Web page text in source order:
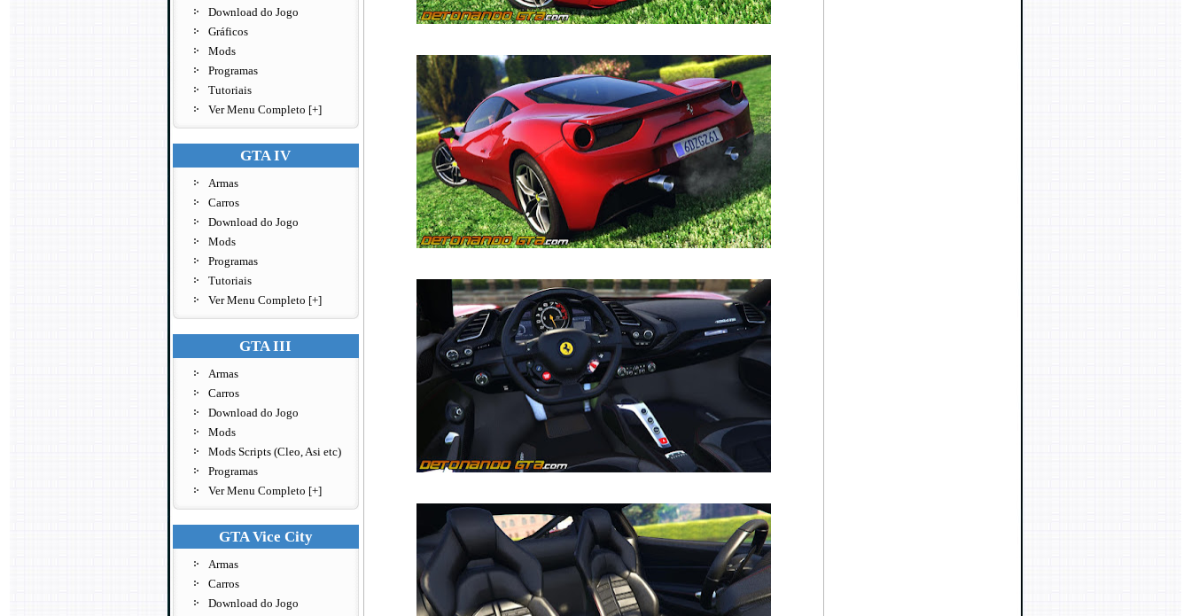
Download do Jogo
Gráficos
Mods
Programas
Tutoriais
Ver Menu Completo [+]
GTA IV
Armas
Carros
Download do Jogo
Mods
Programas
Tutoriais
Ver Menu Completo [+]
GTA III
Armas
Carros
Download do Jogo
Mods
Mods Scripts (Cleo, Asi etc)
Programas
Ver Menu Completo [+]
GTA Vice City
Armas
Carros
Download do Jogo